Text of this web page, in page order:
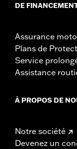
DE
Assurance moto
Plans de
Service
Assistance
À PROPOS DE
Notre société
Devenez un